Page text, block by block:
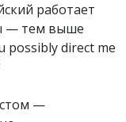
работает
— тем выше
possibly direct me
—